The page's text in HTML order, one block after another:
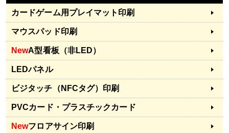
カードゲーム用プレイマット印刷
マウスパッド印刷
NewA型看板（非LED）
LEDパネル
ビジタッチ（NFCタグ）印刷
PVCカード・プラスチックカード
Newフロアサイン印刷